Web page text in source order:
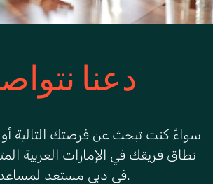
دعنا
سواءً كنت تبحث عن فرصتك التالية أو
نطاق فريقك في الإمارات العربية
في دبي مستعد لمساعدتك.